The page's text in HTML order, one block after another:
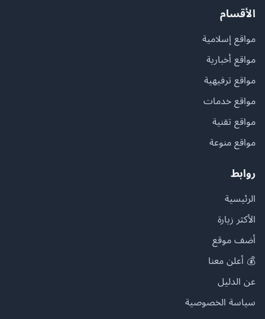
الأقسام
مواقع إسلامية
مواقع أخبارية
مواقع ترفيهية
مواقع خدمات
مواقع تقنية
مواقع منوعة
روابط
الرئيسية
الأكثر زيارة
أضف موقع
💰 أعلن معنا
عن الدليل
سياسة الخصوصية